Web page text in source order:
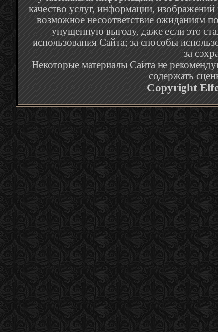
качество услуг, информации,
возможное несоответствие ожиданиям
упущенную выгоду, даже если это
использования Сайта; за способы
за
Некоторые материалы Сайта не
содержать
Copyright